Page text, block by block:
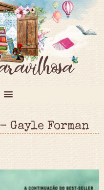
Gayle Forman